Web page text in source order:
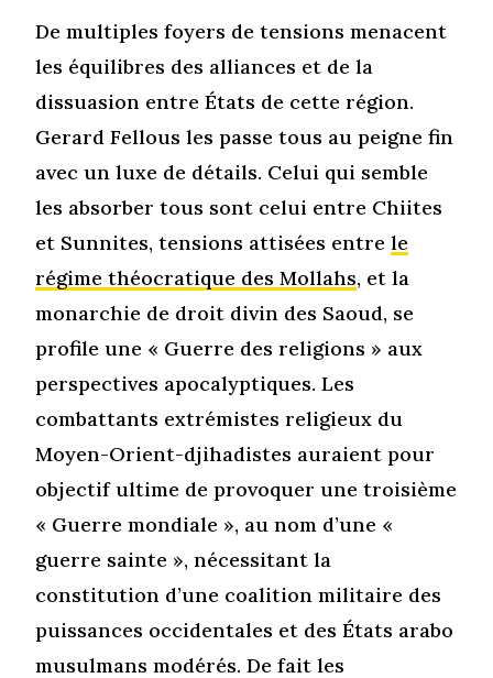
De multiples foyers de tensions menacent
les équilibres des alliances et de la
dissuasion entre États de cette région.
Gerard Fellous les passe tous au peigne fin
avec un luxe de détails. Celui qui semble
les absorber tous sont celui entre Chiites
et Sunnites, tensions attisées entrele
régime théocratique des Mollahs, et la
monarchie de droit divin des Saoud, se
profile une « Guerre des religions » aux
perspectives apocalyptiques. Les
combattants extrémistes religieux du
Moyen-Orient-djihadistes auraient pour
objectif ultime de provoquer une troisième
« Guerre mondiale », au nom d’une «
guerre sainte », nécessitant la
constitution d’une coalition militaire des
puissances occidentales et des États arabo
musulmans modérés. De fait les